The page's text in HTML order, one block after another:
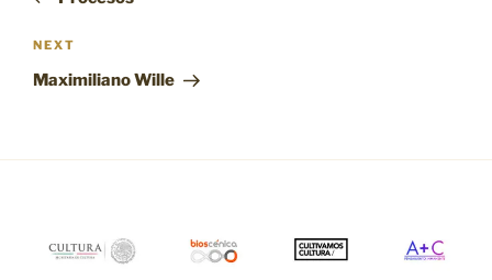
Next
Post
NEXT
Maximiliano Wille